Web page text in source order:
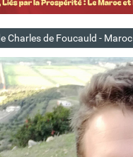
Charles de Foucauld - Maroc